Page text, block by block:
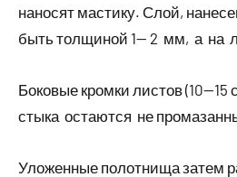
наносят мастику. Слой,
быть толщиной 1— 2 мм, а на
Боковые кромки листов (10—15
стыка остаются не
Уложенные полотнища затем